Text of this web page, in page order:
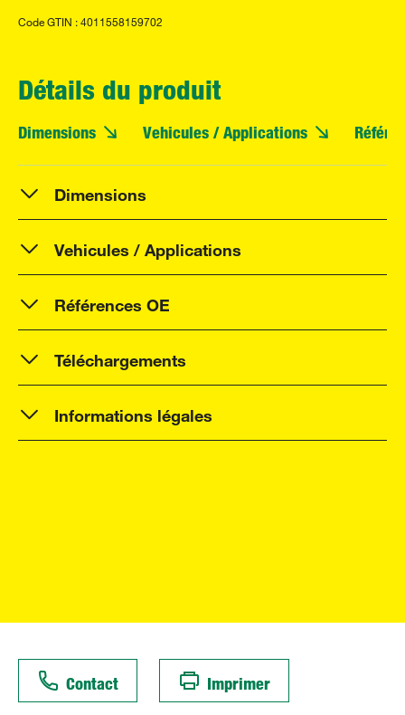
Code GTIN : 4011558159702
Détails du produit
Dimensions Vehicules / Applications
Dimensions
Vehicules / Applications
Références OE
Téléchargements
Informations légales
Contact Imprimer